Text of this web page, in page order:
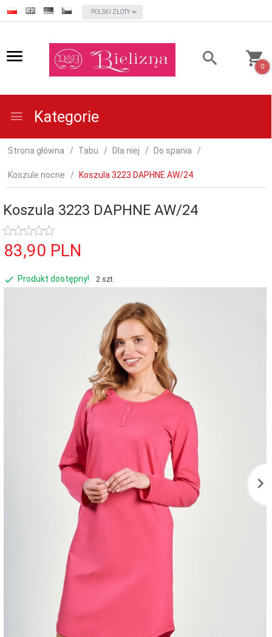
currency_h
POLSKI ZŁOTY
0
Kategorie
Strona główna Tabu Dla niej Do spania
Koszule nocne Koszula 3223 DAPHNE AW/24
Koszula 3223 DAPHNE AW/24
83,90 PLN
Produkt dostępny! 2 szt.